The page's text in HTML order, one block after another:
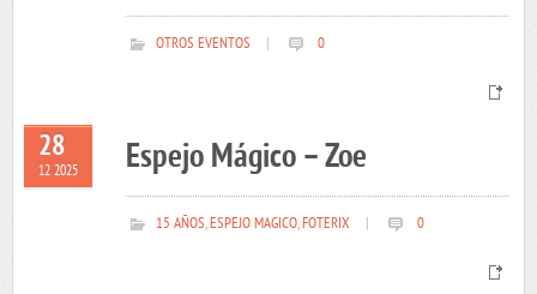
OTROS EVENTOS 0
28
12 2025 Espejo Mágico – Zoe
15 AÑOS,ESPEJO MAGICO,FOTERIX 0